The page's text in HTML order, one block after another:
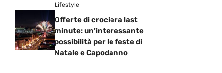
Lifestyle
Offerte di crociera last
minute: un’interessante
possibilità per le feste di
Natale e Capodanno